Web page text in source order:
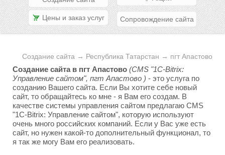
Цены и заказ услуг Сопровождение сайта
Создание сайта → Республика Татарстан → пгт Апастово
Создание сайта в пгт Апастово (CMS "1C-Bitrix:
Управление сайтом", пгт Апастово ) - это услуга по
созданию Вашего сайта. Если Вы хотите себе новый
сайт, то обращайтесь ко мне - я Вам его создам. В
качестве системы управления сайтом предлагаю CMS
"1C-Bitrix: Управление сайтом", которую используют
очень много российских компаний. Если у Вас уже есть
сайт, но нужен какой-то дополнительный функционал, то
я так же могу Вам его реализовать.